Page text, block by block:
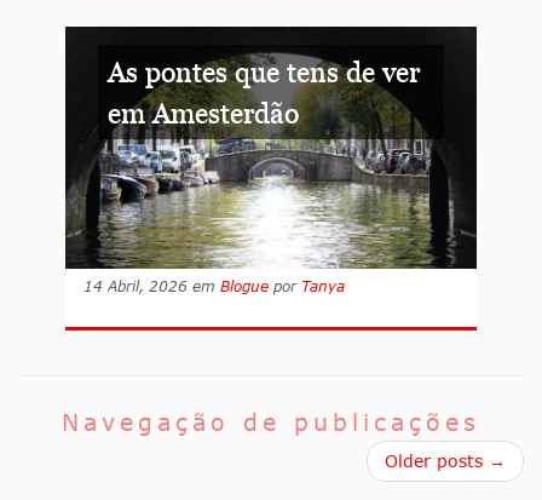
As pontes que tens de ver
em Amesterdão
14 Abril, 2026 em Blogue por Tanya
Navegação de publicações
Older posts →